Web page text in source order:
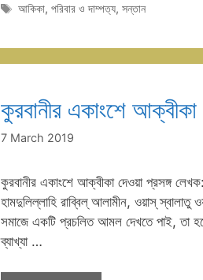
Tags
আকিকা, পরিবার ও দাম্পত্য, সন্তান
কুরবানীর একাংশে আক্বীকা
7 March 2019
কুরবানীর একাংশে আক্বীকা দেওয়া প্রসঙ্গ
হামদুলিল্লাহি রাব্বিল্ আলামীন, ওয়াস্
সমাজে একটি প্রচলিত আমল দেখতে পাই, তা
ব্যাখ্যা …